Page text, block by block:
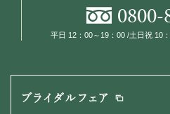
0800-
平日 12：00～19：00 /土日祝 10
ブライダルフェア